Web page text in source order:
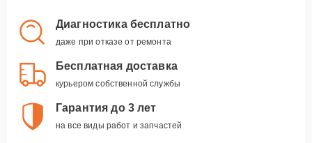
Диагностика бесплатно
даже при отказе от ремонта
Бесплатная доставка
курьером собственной службы
Гарантия до 3 лет
на все виды работ и запчастей